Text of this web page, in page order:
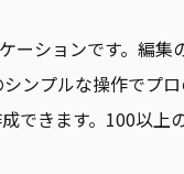
ーションです。編集
ンプルな操作でプロ
できます。100以上